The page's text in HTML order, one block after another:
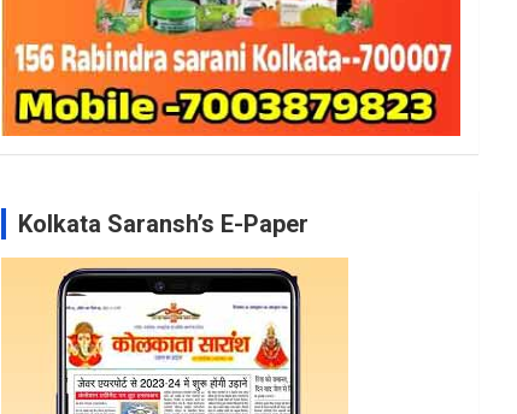
Kolkata Saransh’s E-Paper